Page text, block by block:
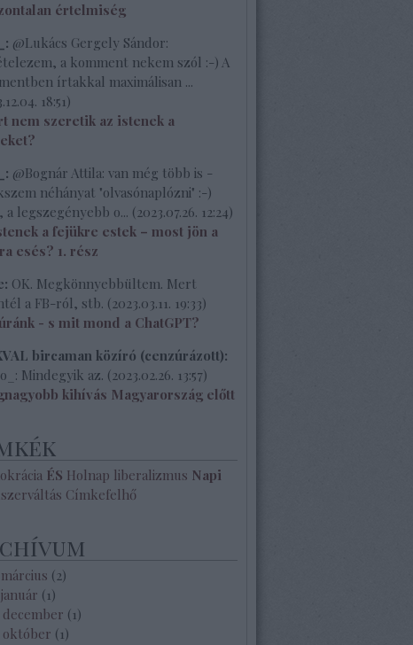
értelmiség
@Lukács Gergely Sándor:
a komment nekem szól :-) A
írtakkal maximálisan ...
18:51)
nem szeretik az istenek a
@Bognár Attila: van még több is -
néhányat "olvasónaplózni" :-)
a legszegényebb o... (2023.07.26. 12:24)
a fejükre estek – most jön a
esés? 1. rész
OK. Megkönnyebbültem. Mert
a FB-ról, stb. (2023.03.11. 19:33)
- s mit mond a ChatGPT?
birсaman közíró (cenzúrázott):
Mindegyik az. (2023.02.26. 13:57)
kihívás Magyarország előtt
ÉS Holnap liberalizmus Napi
Címkefelhő
március (2)
( 1)
december ( 1)
október ( 1)